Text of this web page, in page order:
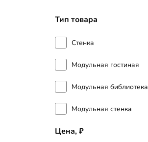
Тип товара
Стенка
Модульная гостиная
Модульная библиотека
Модульная стенка
Цена,